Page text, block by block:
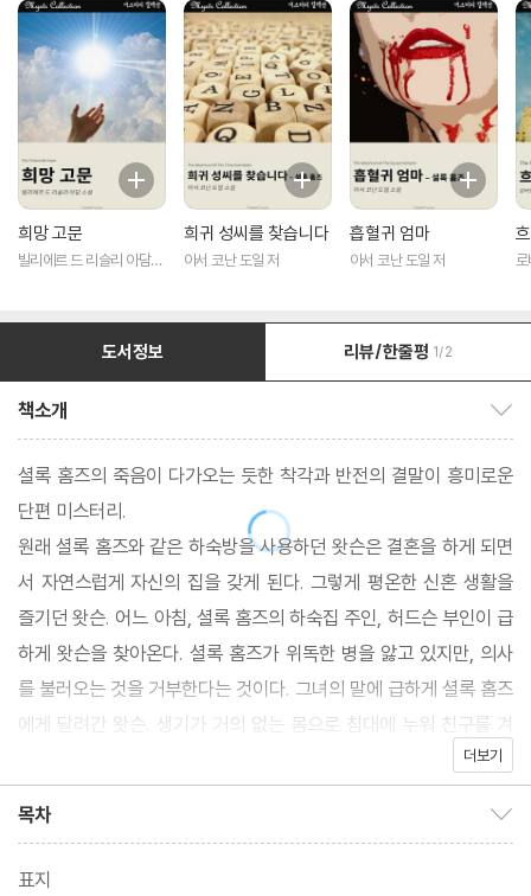
희망 고문
빌리에르 드 리슬리 아담
희귀 성씨를 찾습니다
아서 코난 도일 저
흡혈귀 엄마
아서 코난 도일 저
도서정보 리뷰/한줄평 1/2
책소개
셜록 홈즈의 죽음이 다가오는 듯한 착각과 반전의 결말이 흥미로운
단편 미스터리.
원래 셜록 홈즈와 같은 하숙방을 사용하던 왓슨은 결혼을 하게 되면
서 자연스럽게 자신의 집을 갖게 된다. 그렇게 평온한 신혼 생활을
즐기던 왓슨. 어느 아침, 셜록 홈즈의 하숙집 주인, 허드슨 부인이 급
하게 왓슨을 찾아온다. 셜록 홈즈가 위독한 병을 앓고 있지만, 의사
를 불러오는 것을 거부한다는 것이다. 그녀의 말에 급하게 셜록 홈즈
에게 달려간 왓슨. 생기가 거의 없는 몸으로 침대에 누워 친구를 겨
우 맞이하는 셜록 홈즈. 왓슨이 그를 진찰하려 하지만, 셜록 홈즈는
의사가 아닌 어떤 부유한 농장주라는 말을 한다.
더보기
목차
표지